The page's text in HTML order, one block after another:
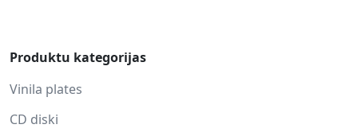
Produktu kategorijas
Vinila plates
CD diski